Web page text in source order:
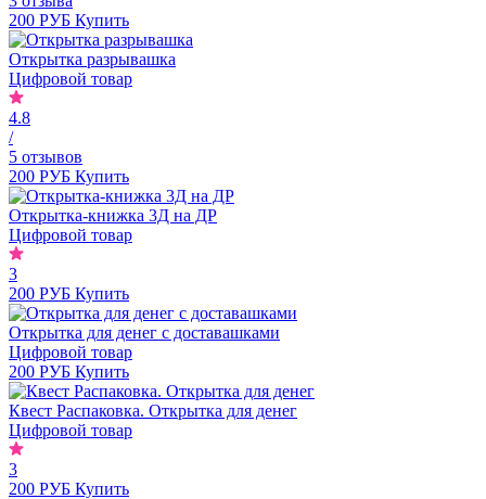
200 РУБ Купить
Открытка разрывашка
Цифровой товар
4.8
/
5 отзывов
200 РУБ Купить
Открытка-книжка 3Д на ДР
Цифровой товар
3
200 РУБ Купить
Открытка для денег с доставашками
Цифровой товар
200 РУБ Купить
Квест Распаковка. Открытка для денег
Цифровой товар
3
200 РУБ Купить